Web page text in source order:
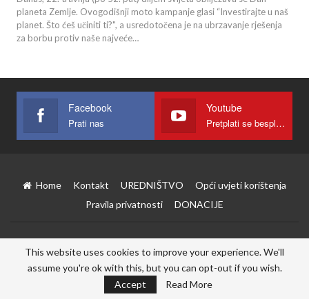
planeta Zemlje. Ovogodišnji moto kampanje glasi “Investirajte u naš
planet. Što ćeš učiniti ti?", a usredotočena je na ubrzavanje rješenja
za borbu protiv naše najveće…
Facebook
Prati nas
Youtube
Pretplati se besplatno
Home Kontakt UREDNIŠTVO
Opći uvjeti korištenja
Pravila privatnosti
DONACIJE
This website uses cookies to improve your experience. We'll
assume you're ok with this, but you can opt-out if you wish.
Accept
Read More